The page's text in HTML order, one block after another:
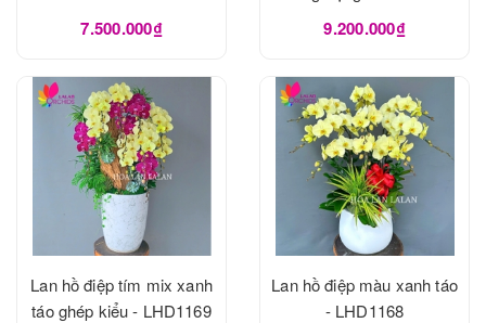
7.500.000₫ 9.200.000₫
Lan hồ điệp tím mix xanh
táo ghép kiểu - LHD1169
Lan hồ điệp màu xanh táo
- LHD1168